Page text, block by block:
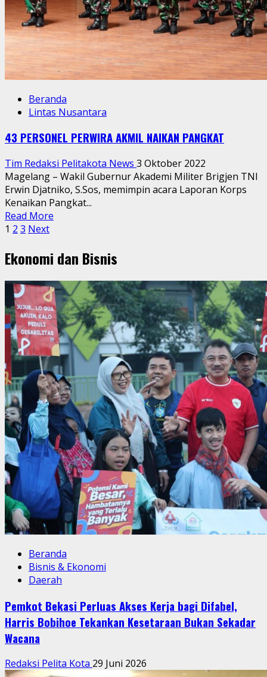
Beranda
Lintas Nusantara
43 PERSONEL PERWIRA AKMIL NAIKAN PANGKAT
Tim Redaksi Pelitakota News 3 Oktober 2022
Magelang – Wakil Gubernur Akademi Militer Brigjen TNI
Erwin Djatniko, S.Sos, memimpin acara Laporan Korps
Kenaikan Pangkat...
Read More
43
PERSONEL
PERWIRA
AKMIL
NAIKAN
PANGKAT
Paginasi
pos
1 2 3 Next
Ekonomi dan Bisnis
Beranda
Bisnis & Ekonomi
Daerah
Pemkot Bekasi Perluas Akses Kerja bagi Difabel,
Harris Bobihoe Tekankan Kesetaraan Bukan Sekadar
Wacana
Redaksi Pelita Kota 29 Juni 2026